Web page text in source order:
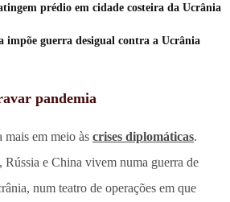
prédio em cidade costeira da Ucrânia
impõe guerra desigual contra a Ucrânia
pandemia
mais em meio às crises diplomáticas.
Rússia e China vivem numa guerra de
num teatro de operações em que